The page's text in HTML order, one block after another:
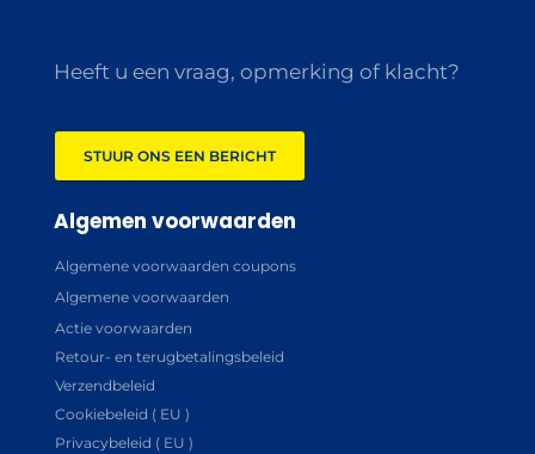
Heeft u een vraag, opmerking of klacht?
STUUR ONS EEN BERICHT
Algemen voorwaarden
Algemene voorwaarden coupons
Algemene voorwaarden
Actie voorwaarden
Retour- en terugbetalingsbeleid
Verzendbeleid
Cookiebeleid ( EU )
Privacybeleid ( EU )